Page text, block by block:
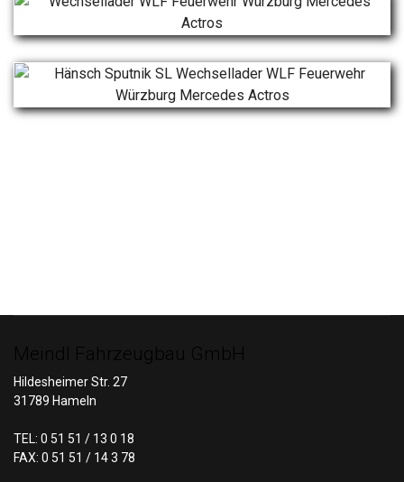
Hildesheimer Str. 27
31789 Hameln
TEL: 0 51 51 / 13 0 18
FAX: 0 51 51 / 14 3 78